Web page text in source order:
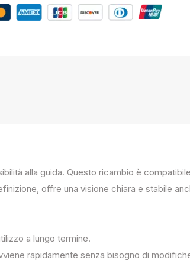
alla guida. Questo ricambio è
offre una visione chiara e stabile
a lungo termine.
rapidamente senza bisogno di